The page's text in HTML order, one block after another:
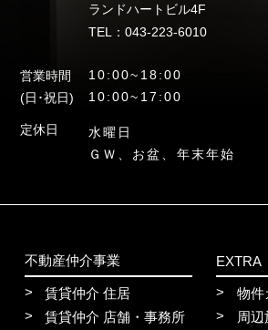
ランドハートビル4F
TEL：043-223-6010
営業時間
10:00~18:00
(日･祝日)
10:00~17:00
定休日
水曜日
ＧＷ、お盆、年末年始
不動産仲介事業
賃貸仲介 住居
賃貸仲介 店舗・事務所
EXTRA
物件
周